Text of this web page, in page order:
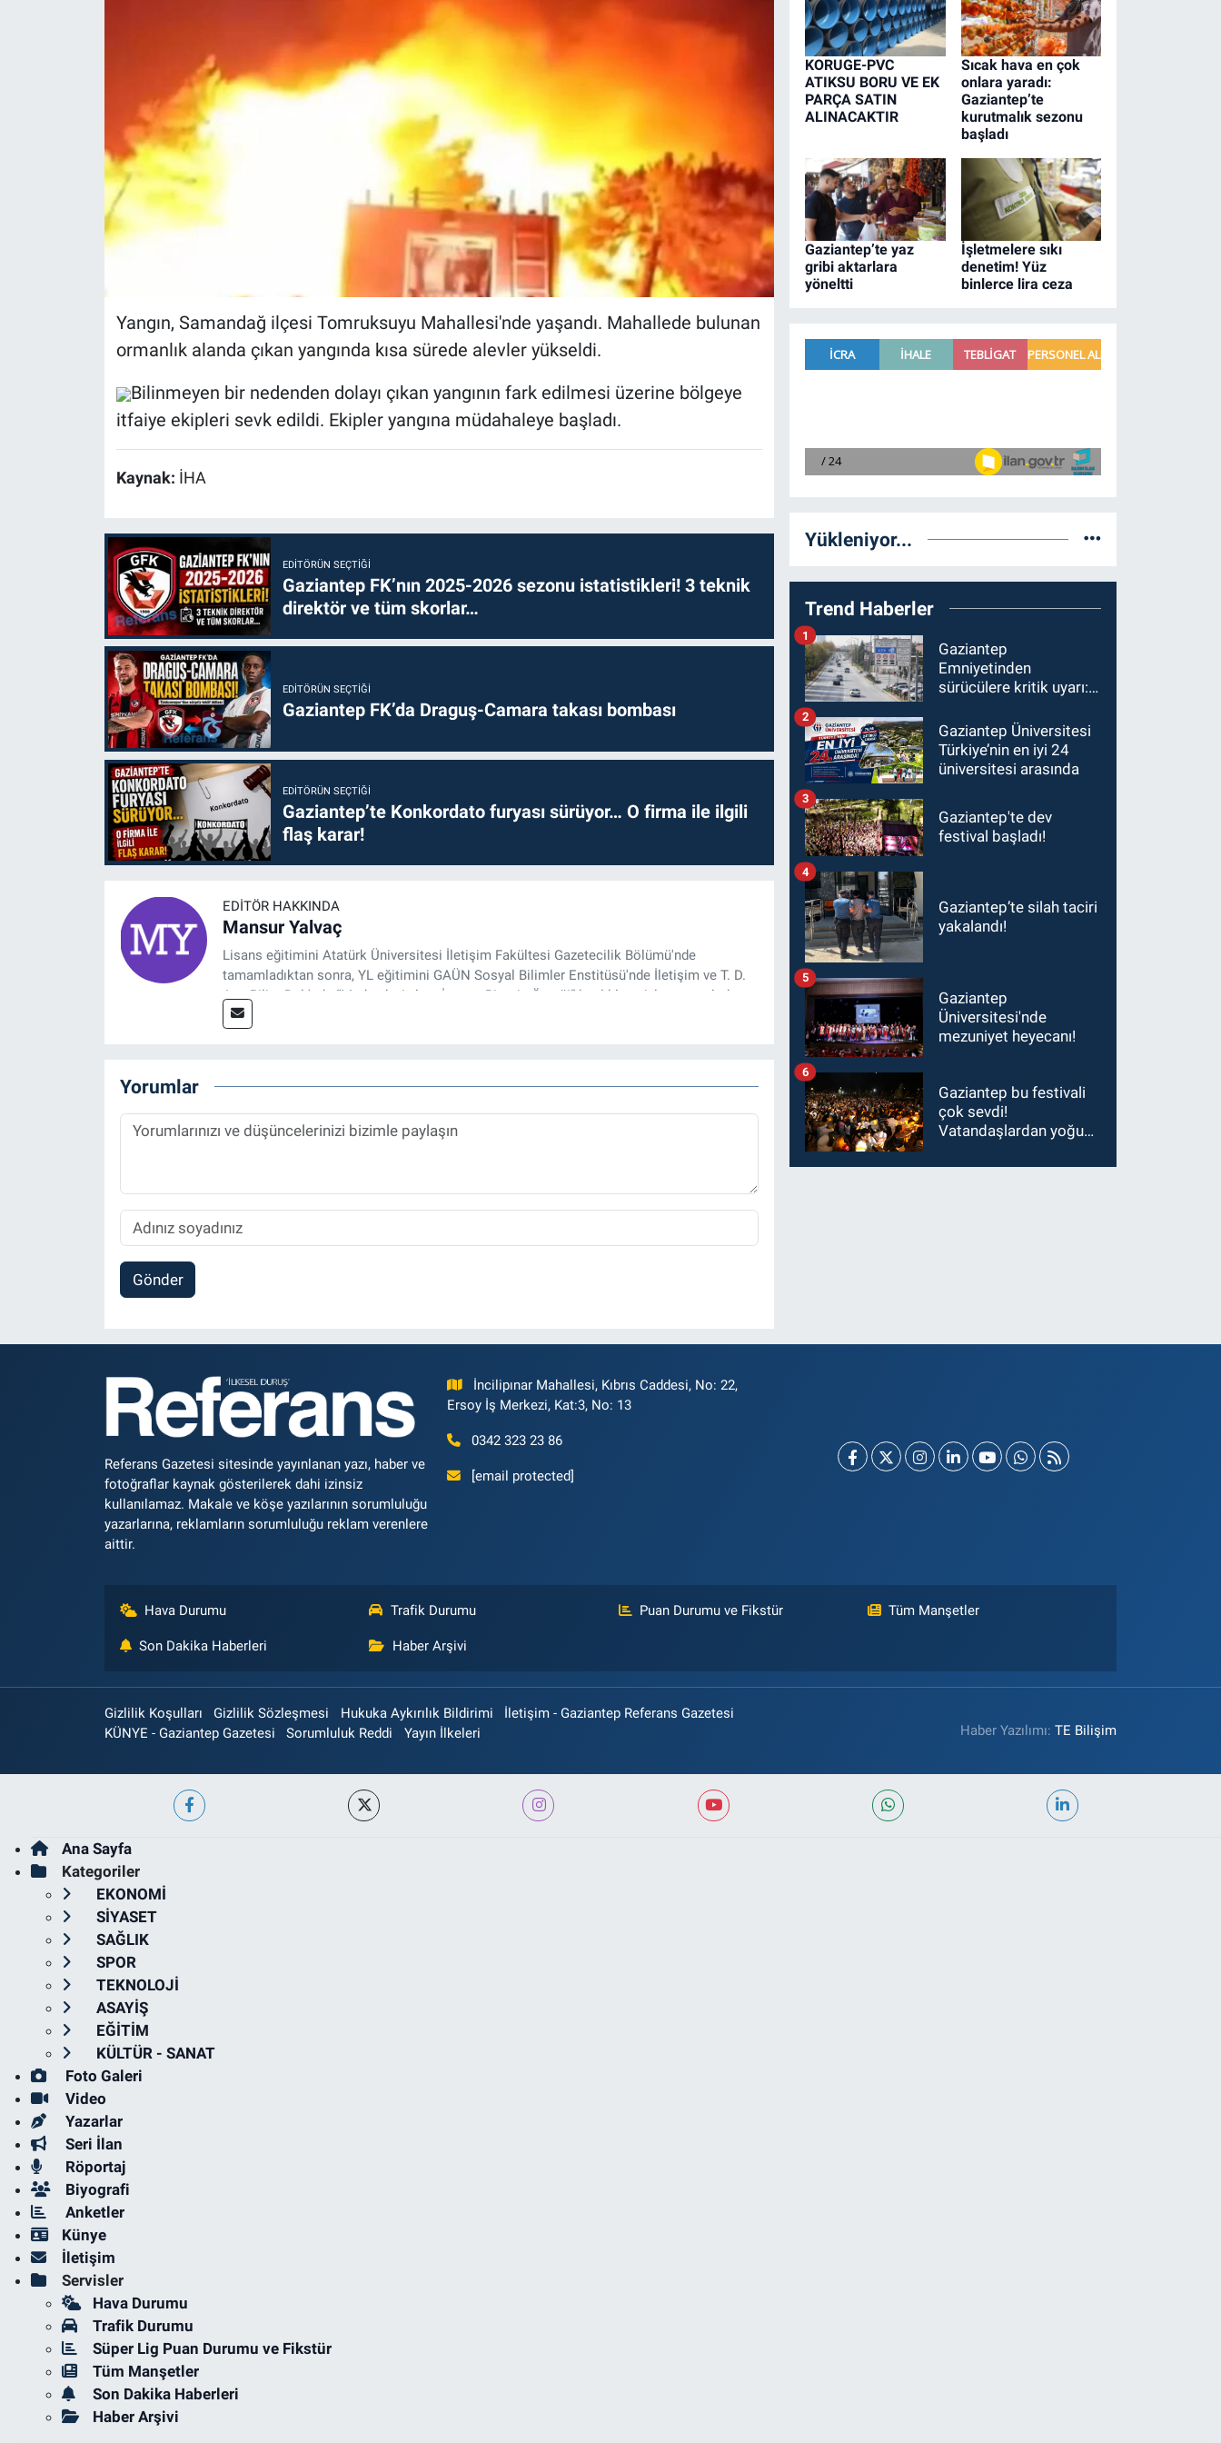
Yangın, Samandağ ilçesi Tomruksuyu Mahallesi'nde yaşandı. Mahallede bulunan
ormanlık alanda çıkan yangında kısa sürede alevler yükseldi.
Bilinmeyen bir nedenden dolayı çıkan yangının fark edilmesi üzerine bölgeye
itfaiye ekipleri sevk edildi. Ekipler yangına müdahaleye başladı.
Kaynak: İHA
EDITÖRÜN SEÇTIĞI
Gaziantep FK’nın 2025-2026 sezonu istatistikleri! 3 teknik
direktör ve tüm skorlar…
EDITÖRÜN SEÇTIĞI
Gaziantep FK’da Draguş-Camara takası bombası
EDITÖRÜN SEÇTIĞI
Gaziantep’te Konkordato furyası sürüyor… O firma ile ilgili
flaş karar!
EDITÖR HAKKINDA
Mansur Yalvaç
Lisans eğitimini Atatürk Üniversitesi İletişim Fakültesi Gazetecilik Bölümü'nde
tamamladıktan sonra, YL eğitimini GAÜN Sosyal Bilimler Enstitüsü'nde İletişim ve T. D.
Ana Bilim Dalı'nda “Medyada Anlam İnşası: Bitcoin Örneği” başlıklı teziyle tamamladı.
2014 yılında başladığı profesyonel kariyerini halen Referansgazetesi.com.tr'de Güncel,
Yorumlar
Gönder
KORUGE-PVC
ATIKSU BORU VE EK
PARÇA SATIN
ALINACAKTIR
Sıcak hava en çok
onlara yaradı:
Gaziantep’te
kurutmalık sezonu
başladı
Gaziantep’te yaz
gribi aktarlara
yöneltti
İşletmelere sıkı
denetim! Yüz
binlerce lira ceza
Yükleniyor...
Trend Haberler
Gaziantep
Emniyetinden
sürücülere kritik uyarı: 1
ceza alabilirsiniz!
1
Gaziantep Üniversitesi
Türkiye’nin en iyi 24
üniversitesi arasında
2
Gaziantep'te dev
festival başladı!
3
Gaziantep’te silah taciri
yakalandı!
4
Gaziantep
Üniversitesi'nde
mezuniyet heyecanı!
5
Gaziantep bu festivali
çok sevdi!
Vatandaşlardan yoğun
6
Referans Gazetesi sitesinde yayınlanan yazı, haber ve
fotoğraflar kaynak gösterilerek dahi izinsiz
kullanılamaz. Makale ve köşe yazılarının sorumluluğu
yazarlarına, reklamların sorumluluğu reklam verenlere
aittir.
İncilipınar Mahallesi, Kıbrıs Caddesi, No: 22,
Ersoy İş Merkezi, Kat:3, No: 13
0342 323 23 86
[email protected]
Hava Durumu Trafik Durumu Puan Durumu ve Fikstür Tüm Manşetler
Son Dakika Haberleri Haber Arşivi
Gizlilik Koşulları Gizlilik Sözleşmesi Hukuka Aykırılık Bildirimi
İletişim - Gaziantep Referans Gazetesi
KÜNYE - Gaziantep Gazetesi
Sorumluluk Reddi Yayın İlkeleri Haber Yazılımı:TE Bilişim
Ana Sayfa
Kategoriler
EKONOMİ
SİYASET
SAĞLIK
SPOR
TEKNOLOJİ
ASAYİŞ
EĞİTİM
KÜLTÜR - SANAT
Foto Galeri
Video
Yazarlar
Seri İlan
Röportaj
Biyografi
Anketler
Künye
İletişim
Servisler
Hava Durumu
Trafik Durumu
Süper Lig Puan Durumu ve Fikstür
Tüm Manşetler
Son Dakika Haberleri
Haber Arşivi